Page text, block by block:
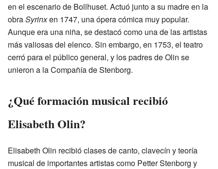
en el escenario de Bollhuset. Actuó junto a su madre en la
obraSyrinxen 1747, una ópera cómica muy popular.
Aunque era una niña, se destacó como una de las artistas
más valiosas del elenco. Sin embargo, en 1753, el teatro
cerró para el público general, y los padres de Olin se
unieron a la Compañía de Stenborg.
¿Qué formación musical recibió
Elisabeth Olin?
Elisabeth Olin recibió clases de canto, clavecín y teoría
musical de importantes artistas como Petter Stenborg y